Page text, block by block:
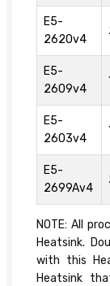
E5-
2620v4
E5-
2609v4
E5-
2603v4
E5-
2699Av4
NOTE: All
Heatsink.
with this
Heatsink